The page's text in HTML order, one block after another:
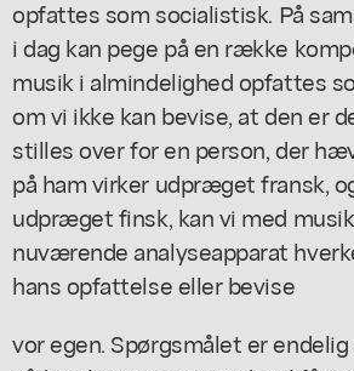
opfattes som socialistisk. På
i dag kan pege på en række
musik i almindelighed opfattes
om vi ikke kan bevise, at den er
stilles over for en person, der
på ham virker udpræget fransk,
udpræget finsk, kan vi med
nuværende analyseapparat
hans opfattelse eller bevise
vor egen. Spørgsmålet er